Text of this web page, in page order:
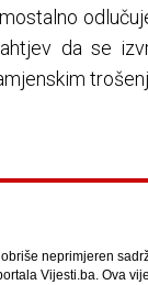
da se
neprimjeren
Vijesti.ba. Ova